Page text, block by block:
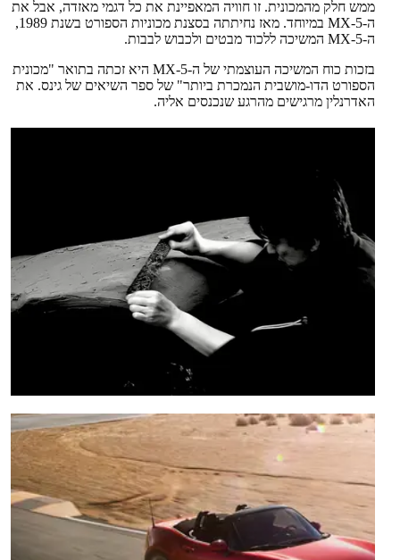
ממש חלק מהמכונית. זו חוויה המאפיינת את כל דגמי מאזדה, אבל את
ה-MX-5 במיוחד. מאז נחיתתה בסצנת מכוניות הספורט בשנת 1989,
בזכות כוח המשיכה העוצמתי של ה-MX-5 היא זכתה בתואר "מכונית
הספורט הדו-מושבית הנמכרת ביותר" של ספר השיאים של גינס. את
האדרנלין מרגישים מהרגע שנכנסים אליה.